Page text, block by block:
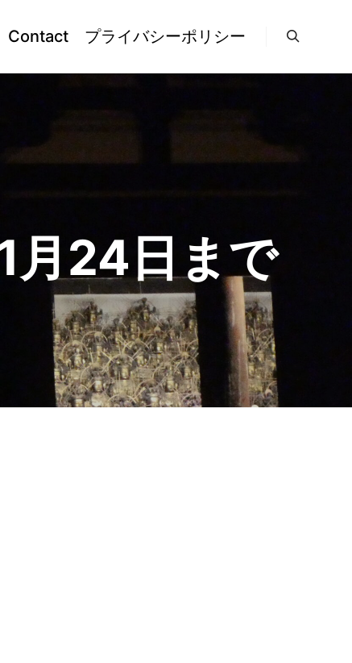
Contact プライバシーポリシー
月24日まで